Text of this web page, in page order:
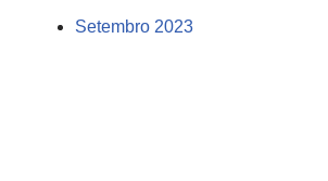
Setembro 2023